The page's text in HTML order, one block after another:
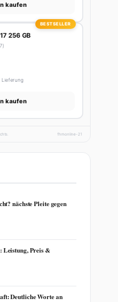
kaufen
BESTSELLER
256 GB
Lieferung
kaufen
fhmonline-21
nächste Pleite gegen
Leistung, Preis &
Deutliche Worte an